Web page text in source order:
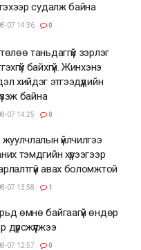
судалж байна
07 14:36 0
таньдаггүй зэрлэг
байхгүй. Жинхэнэ
хийдэг этгээдүүдийн
байна
07 14:25 0
үйлчилгээ
тэмдгийн хүрээгээр
авах боломжтой
07 13:58 1
өмнө байгаагүй өндөр
07 12:57 0